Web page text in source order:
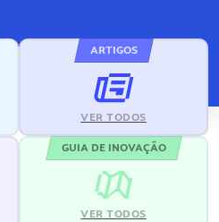
ARTIGOS
VER TODOS
GUIA DE INOVAÇÃO
VER TODOS